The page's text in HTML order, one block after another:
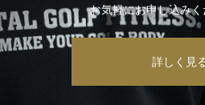
お気軽にお申し込みく
詳しく見